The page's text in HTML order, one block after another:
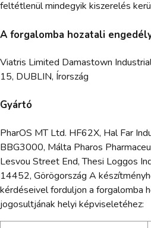
feltétlenül mindegyik kiszerelés
A forgalomba hozatali
Viatris Limited Damastown
15, DUBLIN, Írország
Gyártó
PharOS MT Ltd. HF62X, Hal Far
BBG3000, Málta Pharos
Lesvou Street End, Thesi Loggos
14452, Görögország A
kérdéseivel forduljon a forgalomba
jogosultjának helyi képviseletéhez: